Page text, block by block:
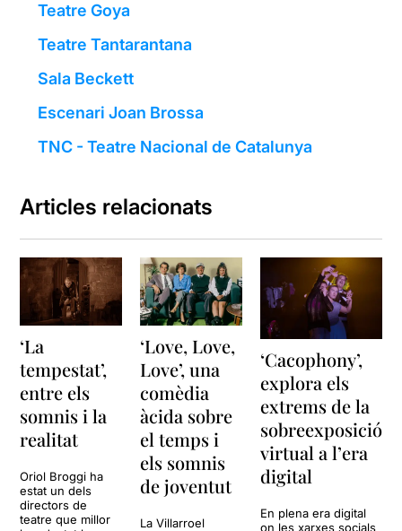
Teatre Goya
Teatre Tantarantana
Sala Beckett
Escenari Joan Brossa
TNC - Teatre Nacional de Catalunya
Articles relacionats
‘La
tempestat’,
entre els
somnis i la
realitat
Oriol Broggi ha
estat un dels
directors de
teatre que millor
‘Love, Love,
Love’, una
comèdia
àcida sobre
el temps i
els somnis
de joventut
La Villarroel
‘Cacophony’,
explora els
extrems de la
sobreexposició
virtual a l’era
digital
En plena era digital
on les xarxes socials